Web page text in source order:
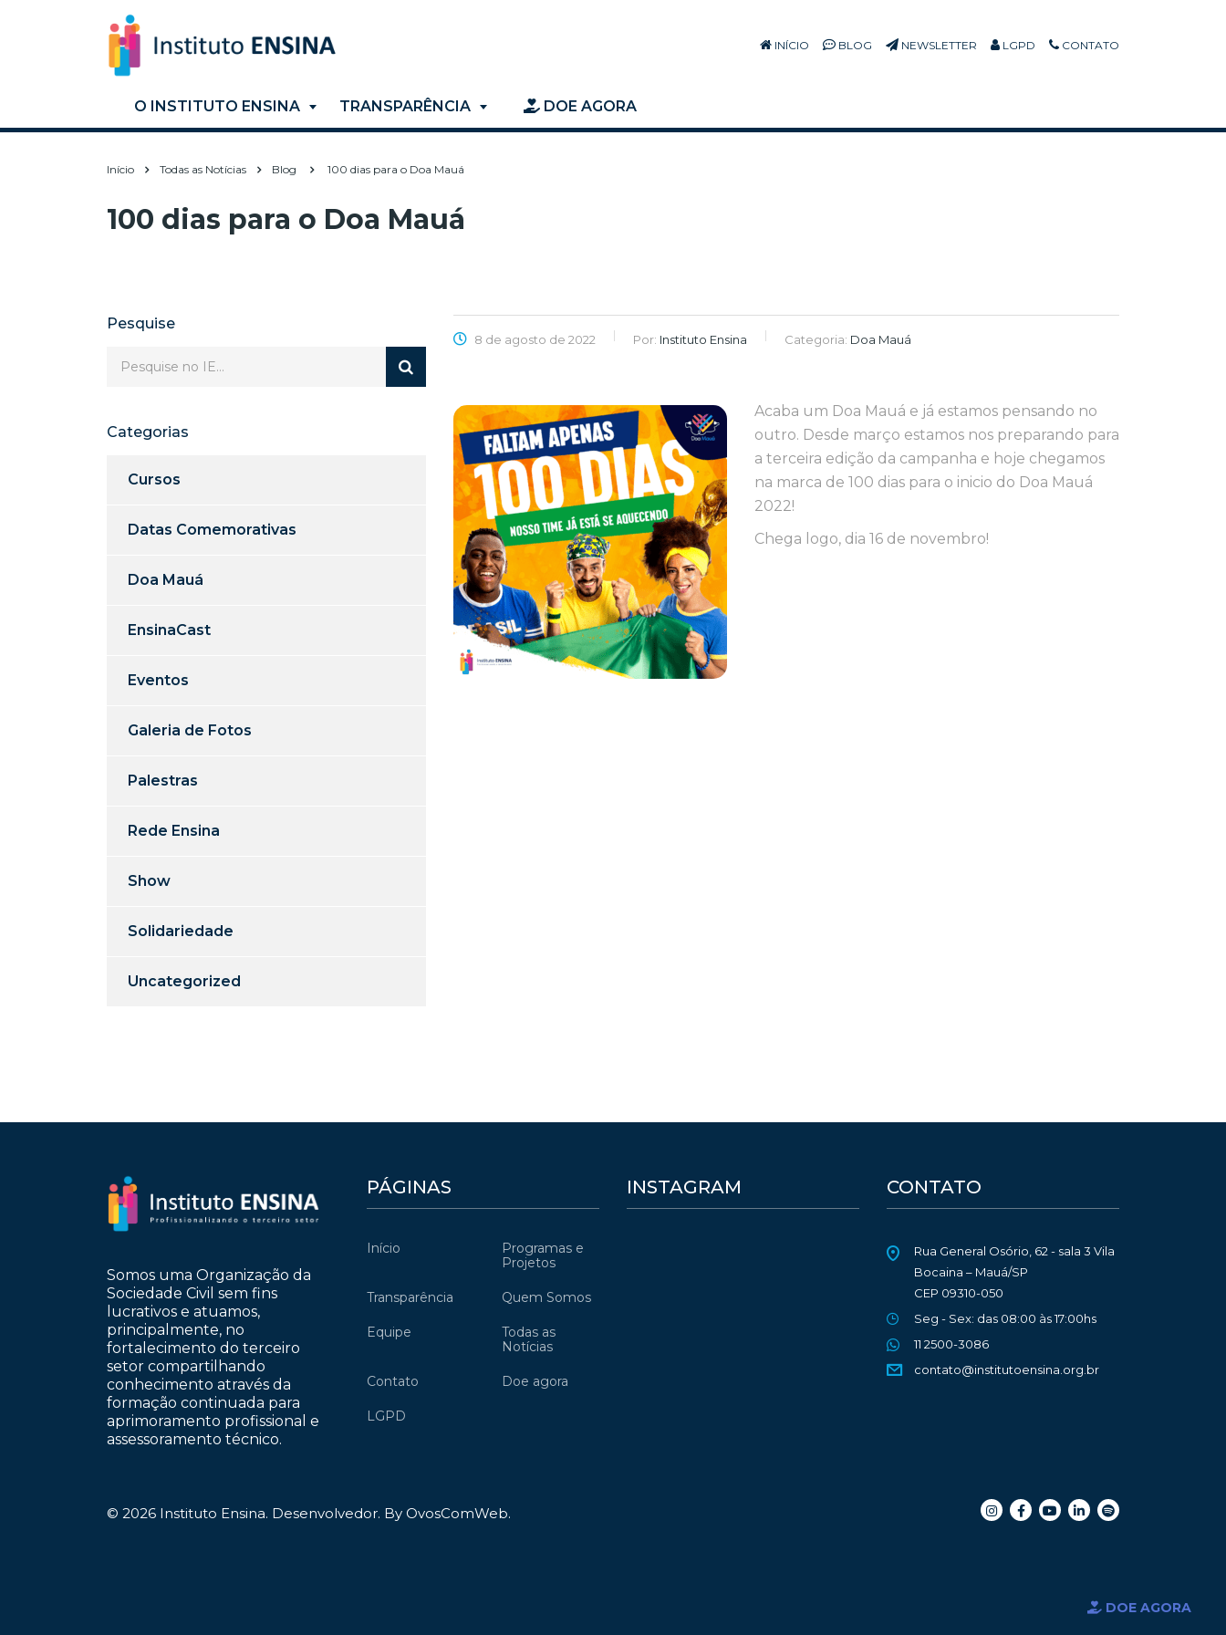
INÍCIO BLOG NEWSLETTER LGPD CONTATO
O INSTITUTO ENSINA TRANSPARÊNCIA DOE AGORA
Início Todas as Notícias Blog 100 dias para o Doa Mauá
100 dias para o Doa Mauá
8 de agosto de 2022 Por: Instituto Ensina Categoria: Doa Mauá
Acaba um Doa Mauá e já estamos pensando no
outro. Desde março estamos nos preparando para
a terceira edição da campanha e hoje chegamos
na marca de 100 dias para o inicio do Doa Mauá
2022!
Chega logo, dia 16 de novembro!
Pesquise
Categorias
Cursos
Datas Comemorativas
Doa Mauá
EnsinaCast
Eventos
Galeria de Fotos
Palestras
Rede Ensina
Show
Solidariedade
Uncategorized
Somos uma Organização da
Sociedade Civil sem fins
lucrativos e atuamos,
principalmente, no
fortalecimento do terceiro
setor compartilhando
conhecimento através da
formação continuada para
aprimoramento profissional e
assessoramento técnico.
PÁGINAS
Início
Programas e
Projetos
Transparência Quem Somos
Equipe
Todas as
Notícias
Contato Doe agora
LGPD
INSTAGRAM CONTATO
Rua General Osório, 62 - sala 3 Vila
Bocaina – Mauá/SP
CEP 09310-050
Seg - Sex: das 08:00 às 17:00hs
11 2500-3086
contato@institutoensina.org.br
© 2026 Instituto Ensina. Desenvolvedor. By OvosComWeb.
DOE AGORA